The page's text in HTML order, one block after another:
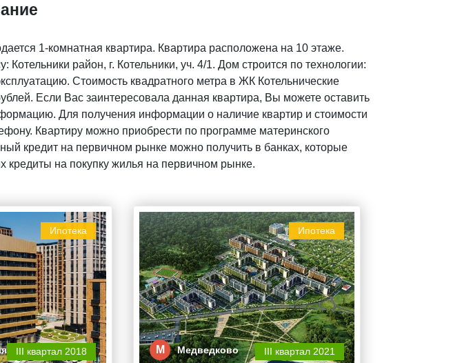
1-комнатная квартира. Квартира расположена на 10 этаже.
район, г. Котельники, уч. 4/1. Дом строится по технологии:
Стоимость квадратного метра в ЖК Котельнические
Если Вас заинтересовала данная квартира, Вы можете оставить
Для получения информации о наличие квартир и стоимости
Квартиру можно приобрести по программе материнского
кредит на первичном рынке можно получить в банках, которые
кредиты на покупку жилья на первичном рынке.
Ипотека
III квартал 2018
Ипотека
М Медведково III квартал 2021